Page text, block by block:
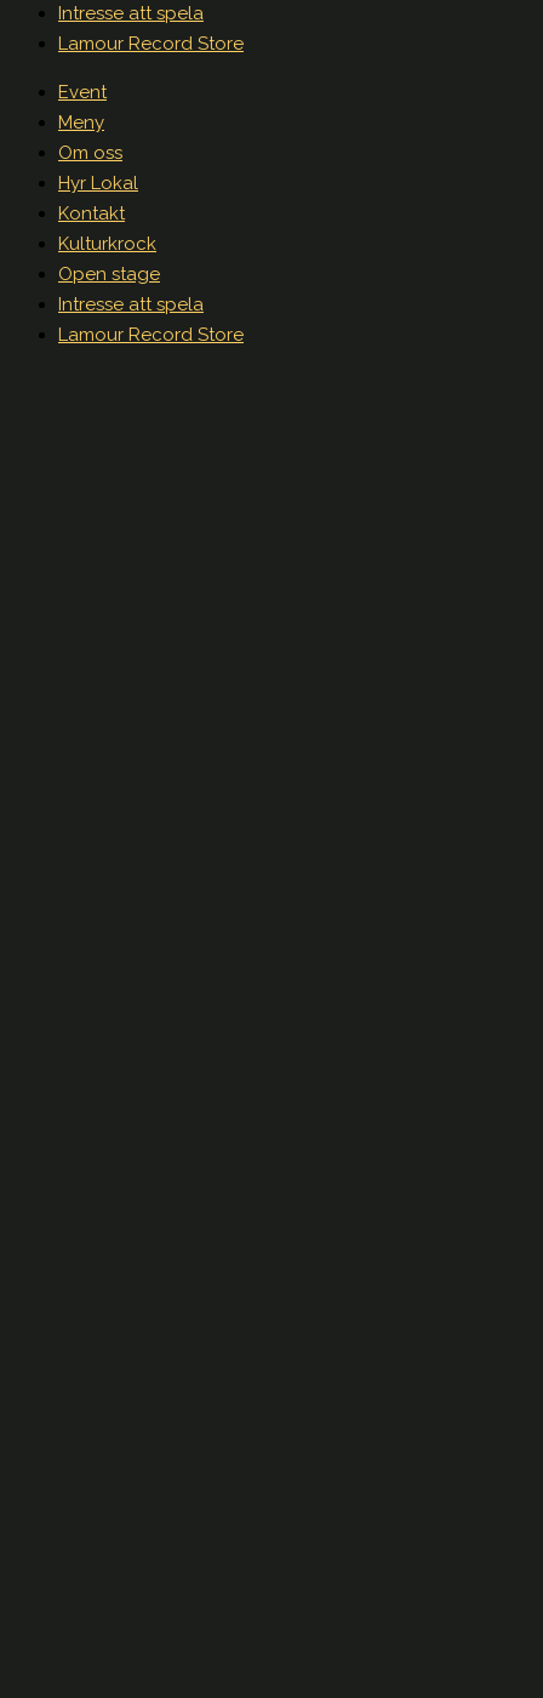
Intresse att spela
Lamour Record Store
Event
Meny
Om oss
Hyr Lokal
Kontakt
Kulturkrock
Open stage
Intresse att spela
Lamour Record Store